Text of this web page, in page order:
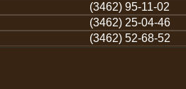
(3462) 95-11-02
(3462) 25-04-46
(3462) 52-68-52